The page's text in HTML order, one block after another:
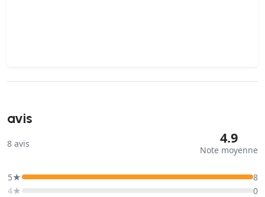
avis
8 avis 4.9
Note moyenne
5★
8
4★
0